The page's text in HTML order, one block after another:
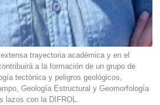
trayectoria académica y en el
a la formación de un grupo de
tectónica y peligros geológicos,
Geología Estructural y Geomorfología
lazos con la DIFROL.